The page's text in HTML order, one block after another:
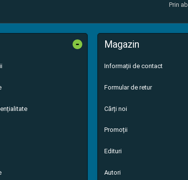
Prin
- Magazin
Informații de contact
Formular de retur
Cărți noi
Promoții
Edituri
Autori